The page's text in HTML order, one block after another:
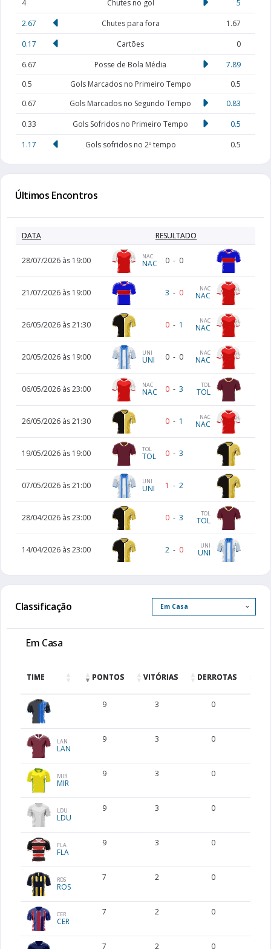
4
Chutes no gol
5
2.67
Chutes para fora
1.67
0.17
Cartões
0
6.67
Posse de Bola Média
7.89
0.5
Gols Marcados no Primeiro Tempo
0.5
0.67
Gols Marcados no Segundo Tempo
0.83
0.33
Gols Sofridos no Primeiro Tempo
0.5
1.17
Gols sofridos no 2º tempo 0.5
Últimos Encontros
DATA RESULTADO
28/07/2026 às 19:00 NAC
NAC 0 - 0
21/07/2026 às 19:00 3 - 0 NAC
NAC
26/05/2026 às 21:30 0 - 1 NAC
NAC
20/05/2026 às 19:00 UNI
UNI 0 - 0 NAC
NAC
06/05/2026 às 23:00 NAC
NAC 0 - 3 TOL
TOL
26/05/2026 às 21:30 0 - 1 NAC
NAC
19/05/2026 às 19:00 TOL
TOL 0 - 3
07/05/2026 às 21:00 UNI
UNI 1 - 2
28/04/2026 às 23:00 0 - 3 TOL
TOL
14/04/2026 às 23:00 2 - 0 UNI
UNI
Classificação
Em Casa
TIME PONTOS VITÓRIAS DERROTAS
9 3 0
LAN
LAN
9 3 0
MIR
MIR
9 3 0
LDU
LDU
9 3 0
FLA
FLA
9 3 0
ROS
ROS
7 2 0
CER
CER
7 2 0
7 2 0